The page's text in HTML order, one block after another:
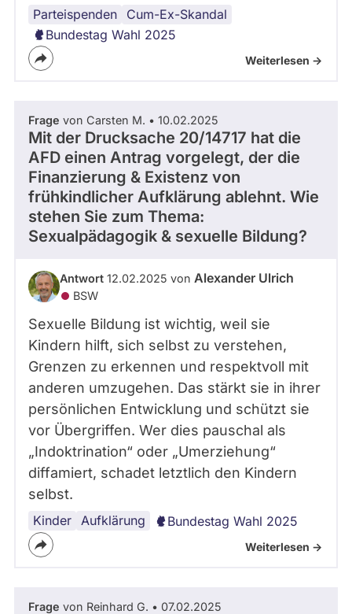
Parteispenden Cum-Ex-Skandal
Lobbyismus
Bundestag Wahl 2025
Weiterlesen ->
Frage von Carsten M. • 10.02.2025
Mit der Drucksache 20/14717 hat die
AFD einen Antrag vorgelegt, der die
Finanzierung & Existenz von
frühkindlicher Aufklärung ablehnt. Wie
stehen Sie zum Thema:
Sexualpädagogik & sexuelle Bildung?
Antwort 12.02.2025 von Alexander Ulrich
BSW
Sexuelle Bildung ist wichtig, weil sie
Kindern hilft, sich selbst zu verstehen,
Grenzen zu erkennen und respektvoll mit
anderen umzugehen. Das stärkt sie in ihrer
persönlichen Entwicklung und schützt sie
vor Übergriffen. Wer dies pauschal als
„Indoktrination“ oder „Umerziehung“
diffamiert, schadet letztlich den Kindern
selbst.
Kinder Aufklärung
Jugend
Selbstbestimmung
Sexualität Bundestag Wahl 2025
Weiterlesen ->
Frage von Reinhard G. • 07.02.2025